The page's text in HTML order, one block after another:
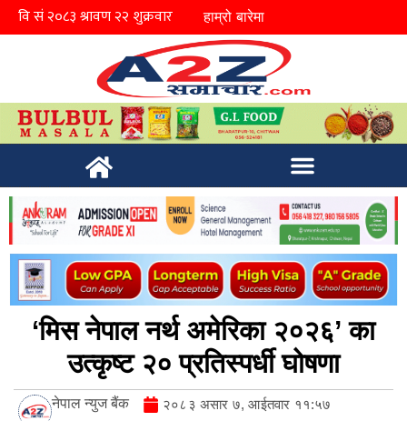
हाम्रो बारेमा
‘मिस नेपाल नर्थ अमेरिका २०२६’ का
उत्कृष्ट २० प्रतिस्पर्धी घोषणा
नेपाल न्युज बैंक २०८३ असार ७, आईतवार ११:५७